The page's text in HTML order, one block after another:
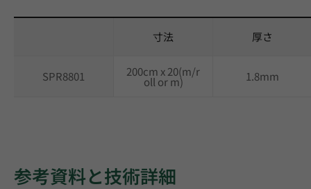
寸法 厚さ
SPR8801 200cm x 20(m/r
oll or m) 1.8mm
参考資料と技術詳細